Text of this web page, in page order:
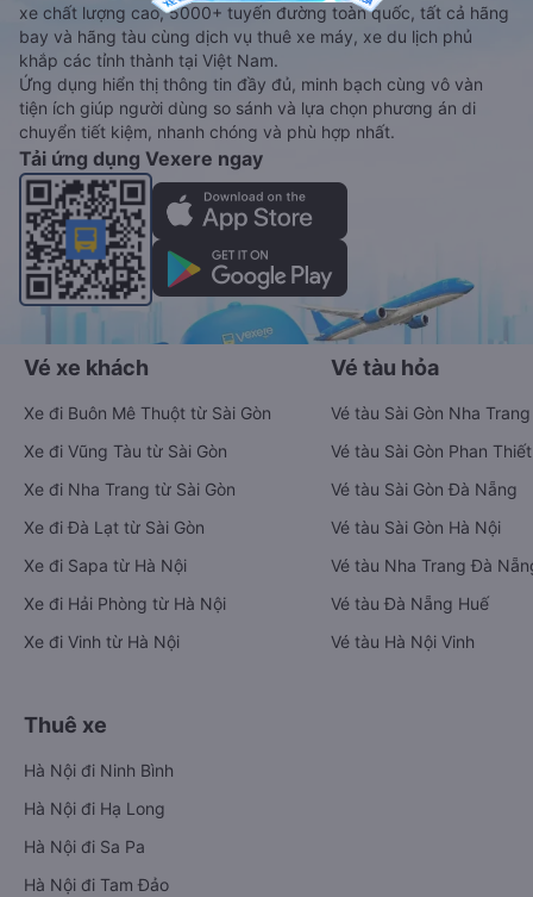
xe chất lượng cao, 5000+ tuyến đường toàn quốc, tất cả hãng
bay và hãng tàu cùng dịch vụ thuê xe máy, xe du lịch phủ
khắp các tỉnh thành tại Việt Nam.
Ứng dụng hiển thị thông tin đầy đủ, minh bạch cùng vô vàn
tiện ích giúp người dùng so sánh và lựa chọn phương án di
chuyển tiết kiệm, nhanh chóng và phù hợp nhất.
Tải ứng dụng Vexere ngay
Vé xe khách
Xe đi Buôn Mê Thuột từ Sài Gòn
Xe đi Vũng Tàu từ Sài Gòn
Xe đi Nha Trang từ Sài Gòn
Xe đi Đà Lạt từ Sài Gòn
Xe đi Sapa từ Hà Nội
Xe đi Hải Phòng từ Hà Nội
Xe đi Vinh từ Hà Nội
Vé tàu hỏa
Vé tàu Sài Gòn Nha Trang
Vé tàu Sài Gòn Phan Thiết
Vé tàu Sài Gòn Đà Nẵng
Vé tàu Sài Gòn Hà Nội
Vé tàu Nha Trang Đà
Vé tàu Đà Nẵng Huế
Vé tàu Hà Nội Vinh
Thuê xe
Hà Nội đi Ninh Bình
Hà Nội đi Hạ Long
Hà Nội đi Sa Pa
Hà Nội đi Tam Đảo